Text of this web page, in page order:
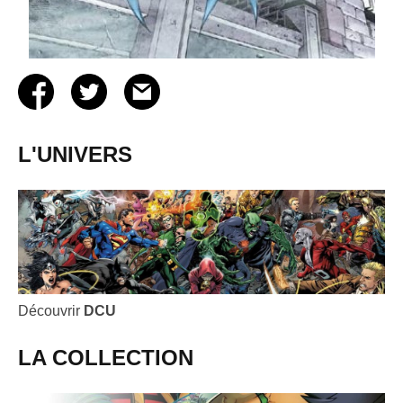
L'UNIVERS
Découvrir DCU
LA COLLECTION